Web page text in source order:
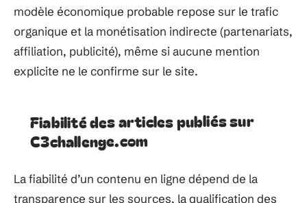
modèle économique probable repose sur le trafic
organique et la monétisation indirecte (partenariats,
affiliation, publicité), même si aucune mention
explicite ne le confirme sur le site.
Fiabilité des articles publiés sur
C3challenge.com
La fiabilité d’un contenu en ligne dépend de la
transparence sur les sources, la qualification des